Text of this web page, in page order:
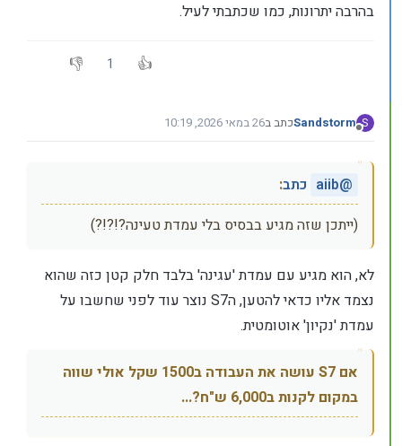
בהרבה יתרונות, כמו שכתבתי לעיל.
1
S
מנותק
Sandstormכתב ב26 במאי 2026, 10:19
נערך לאחרונה על ידי Sandstorm
@
aiib כתב:
(ייתכן שזה מגיע בבסיס בלי עמדת טעינה?!?!?)
לא, הוא מגיע עם עמדת 'עגינה' בלבד חלק קטן כזה שהוא
נצמד אליו כדאי להטען, הS7 נוצר עוד לפני שחשבו על
עמדת 'נקיון' אוטומטית.
אם S7 עושה את העבודה ב1500 שקל אולי שווה
במקום לקנות ב6,000 ש"ח?...